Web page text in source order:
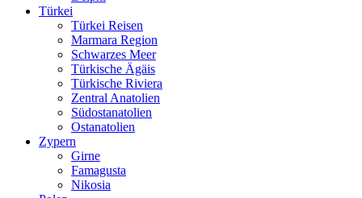
Türkei
Türkei Reisen
Marmara Region
Schwarzes Meer
Türkische Ägäis
Türkische Riviera
Zentral Anatolien
Südostanatolien
Ostanatolien
Zypern
Girne
Famagusta
Nikosia